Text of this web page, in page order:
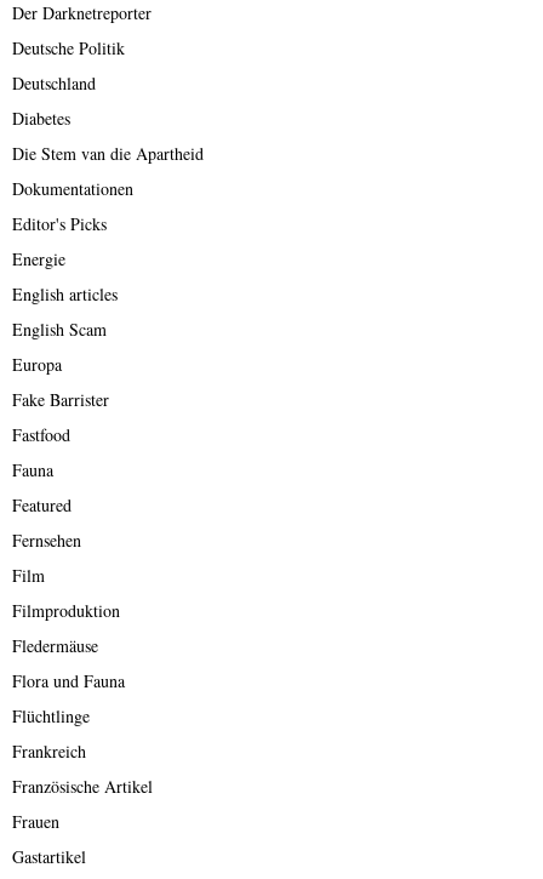
Der Darknetreporter
Deutsche Politik
Deutschland
Diabetes
Die Stem van die Apartheid
Dokumentationen
Editor's Picks
Energie
English articles
English Scam
Europa
Fake Barrister
Fastfood
Fauna
Featured
Fernsehen
Film
Filmproduktion
Fledermäuse
Flora und Fauna
Flüchtlinge
Frankreich
Französische Artikel
Frauen
Gastartikel